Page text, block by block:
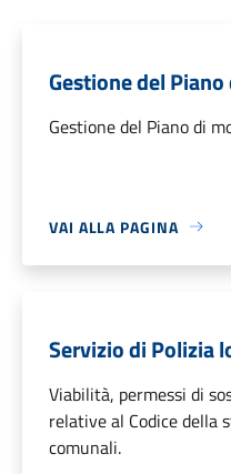
Gestione del
Gestione del Piano di
VAI ALLA PAGINA
Servizio di Polizia
Viabilità, permessi di
relative al Codice della
comunali.